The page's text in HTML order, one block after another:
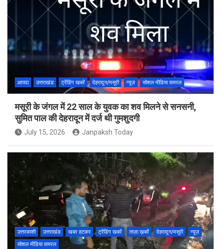
आपदा उत्तराखंड ट्रेंडिंग खबरें देहरादून/मसूरी न्यूज़ सोशल मीडिया वायरल
मसूरी के जंगल में 22 साल के युवक का शव मिलने से सनसनी,
सुमित पाल की देहरादून में दर्ज थी गुमशुदगी
July 15, 2026 Janpaksh Today
उत्तरकाशी उत्तराखंड खबर हटकर ट्रेंडिंग खबरें ताज़ा ख़बरें देहरादून/मसूरी
न्यूज़
सोशल मीडिया वायरल